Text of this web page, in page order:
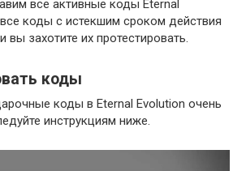
все активные коды Eternal
коды с истекшим сроком действия
вы захотите их протестировать.
коды
коды в Eternal Evolution очень
инструкциям ниже.